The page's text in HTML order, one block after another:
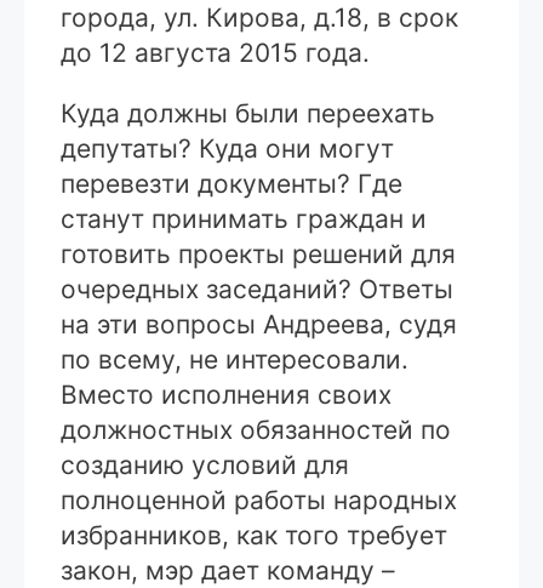
города, ул. Кирова, д.18, в срок
до 12 августа 2015 года.
Куда должны были переехать
депутаты? Куда они могут
перевезти документы? Где
станут принимать граждан и
готовить проекты решений для
очередных заседаний? Ответы
на эти вопросы Андреева, судя
по всему, не интересовали.
Вместо исполнения своих
должностных обязанностей по
созданию условий для
полноценной работы народных
избранников, как того требует
закон, мэр дает команду –